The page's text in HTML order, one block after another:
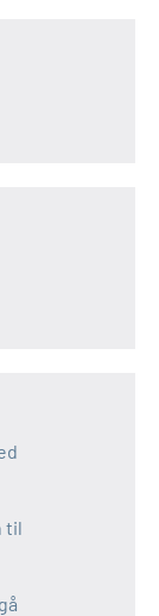
til